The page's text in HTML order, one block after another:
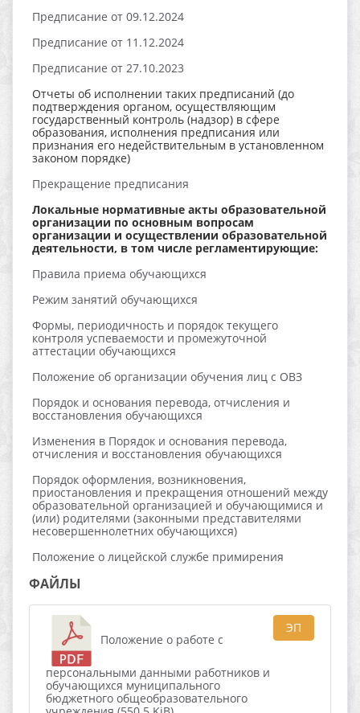
Предписание от 09.12.2024
Предписание от 11.12.2024
Предписание от 27.10.2023
Отчеты об исполнении таких предписаний (до
подтверждения органом, осуществляющим
государственный контроль (надзор) в сфере
образования, исполнения предписания или
признания его недействительным в установленном
законом порядке)
Прекращение предписания
Локальные нормативные акты образовательной
организации по основным вопросам
организации и осуществлении образовательной
деятельности, в том числе регламентирующие:
Правила приема обучающихся
Режим занятий обучающихся
Формы, периодичность и порядок текущего
контроля успеваемости и промежуточной
аттестации обучающихся
Положение об организации обучения лиц с ОВЗ
Порядок и основания перевода, отчисления и
восстановления обучающихся
Изменения в Порядок и основания перевода,
отчисления и восстановления обучающихся
Порядок оформления, возникновения,
приостановления и прекращения отношений между
образовательной организацией и обучающимися и
(или) родителями (законными представителями
несовершеннолетних обучающихся)
Положение о лицейской службе примирения
ФАЙЛЫ
Положение о работе с
персональными данными работников и
обучающихся муниципального
бюджетного общеобразовательного
ЭП